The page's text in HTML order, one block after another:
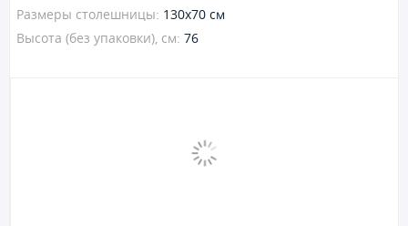
Размеры столешницы: 130х70 см
Высота (без упаковки), см: 76